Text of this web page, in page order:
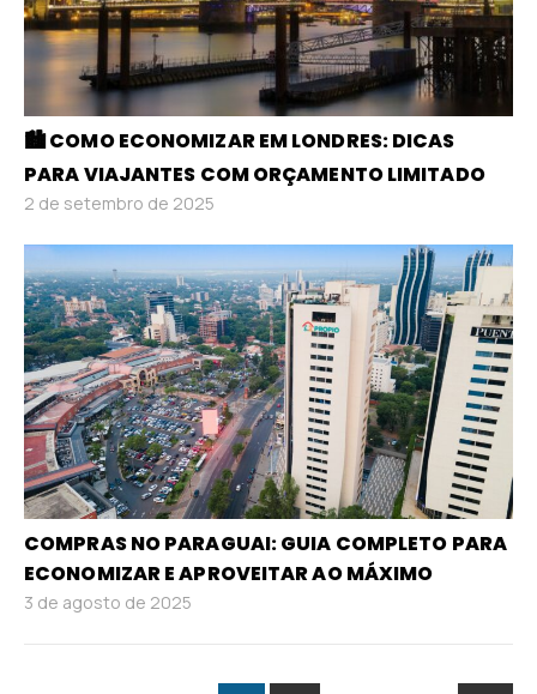
🏙️ COMO ECONOMIZAR EM LONDRES: DICAS
PARA VIAJANTES COM ORÇAMENTO LIMITADO
2 de setembro de 2025
COMPRAS NO PARAGUAI: GUIA COMPLETO PARA
ECONOMIZAR E APROVEITAR AO MÁXIMO
3 de agosto de 2025